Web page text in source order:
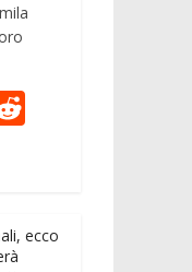
t
ecco